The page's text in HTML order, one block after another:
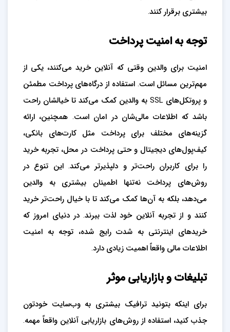
بیشتری برقرار کنند.
توجه به امنیت پرداخت
امنیت برای والدین وقتی که آنلاین خرید می‌کنند، یکی از
مهم‌ترین مسائل است. استفاده از درگاه‌های پرداخت مطمئن
و پروتکل‌های SSL به والدین کمک می‌کند تا خیالشان راحت
باشد که اطلاعات مالی‌شان در امان است. همچنین، ارائه
گزینه‌های مختلف برای پرداخت مثل کارت‌های بانکی،
کیف‌پول‌های دیجیتال و حتی پرداخت در محل، تجربه خرید
را برای کاربران راحت‌تر و دلپذیرتر می‌کند. این تنوع در
روش‌های پرداخت نه‌تنها اطمینان بیشتری به والدین
می‌دهد، بلکه به آن‌ها کمک می‌کند تا با خیال راحت‌تر خرید
کنند و از تجربه آنلاین خود لذت ببرند. در دنیای امروز که
خریدهای اینترنتی به شدت رایج شده، توجه به امنیت
اطلاعات مالی واقعاً اهمیت زیادی دارد.
تبلیغات و بازاریابی موثر
برای اینکه بتونید ترافیک بیشتری به وب‌سایت خودتون
جذب کنید، استفاده از روش‌های بازاریابی آنلاین واقعاً مهمه.